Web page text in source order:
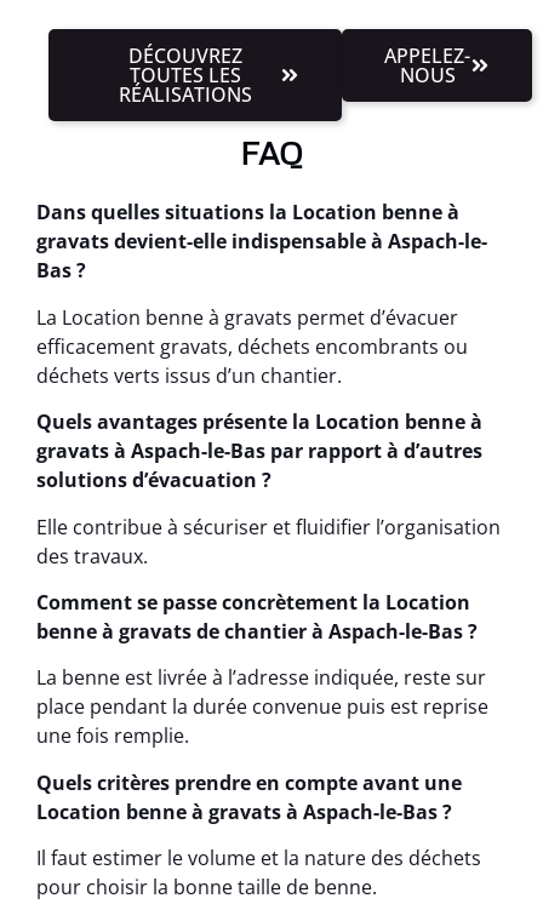
DÉCOUVREZ
TOUTES LES
RÉALISATIONS
APPELEZ-
NOUS
FAQ
Dans quelles situations la Location benne à
gravats devient-elle indispensable à Aspach-le-
Bas ?
La Location benne à gravats permet d’évacuer
efficacement gravats, déchets encombrants ou
déchets verts issus d’un chantier.
Quels avantages présente la Location benne à
gravats à Aspach-le-Bas par rapport à d’autres
solutions d’évacuation ?
Elle contribue à sécuriser et fluidifier l’organisation
des travaux.
Comment se passe concrètement la Location
benne à gravats de chantier à Aspach-le-Bas ?
La benne est livrée à l’adresse indiquée, reste sur
place pendant la durée convenue puis est reprise
une fois remplie.
Quels critères prendre en compte avant une
Location benne à gravats à Aspach-le-Bas ?
Il faut estimer le volume et la nature des déchets
pour choisir la bonne taille de benne.